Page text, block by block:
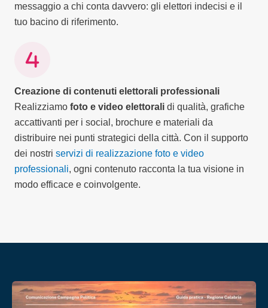
messaggio a chi conta davvero: gli elettori indecisi e il
tuo bacino di riferimento.
Creazione di contenuti elettorali professionali
Realizziamo foto e video elettorali di qualità, grafiche
accattivanti per i social, brochure e materiali da
distribuire nei punti strategici della città. Con il supporto
dei nostri servizi di realizzazione foto e video
professionali, ogni contenuto racconta la tua visione in
modo efficace e coinvolgente.